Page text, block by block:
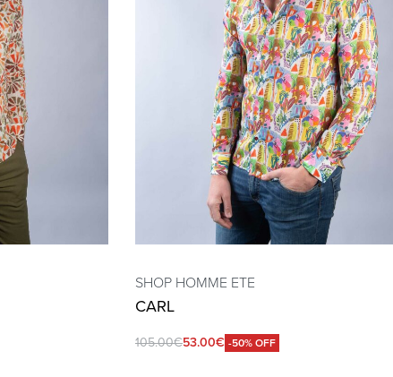
SHOP HOMME ETE
CARL
105.00€53.00€ -50% OFF